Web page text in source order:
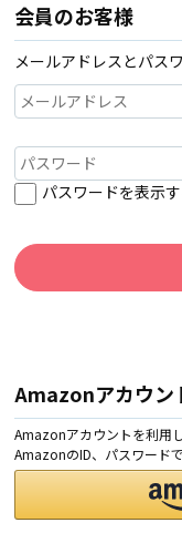
会員のお客様
メールアドレスとパス
パスワードを表示
Amazonアカウン
Amazonアカウントを利用
AmazonのID、パスワード